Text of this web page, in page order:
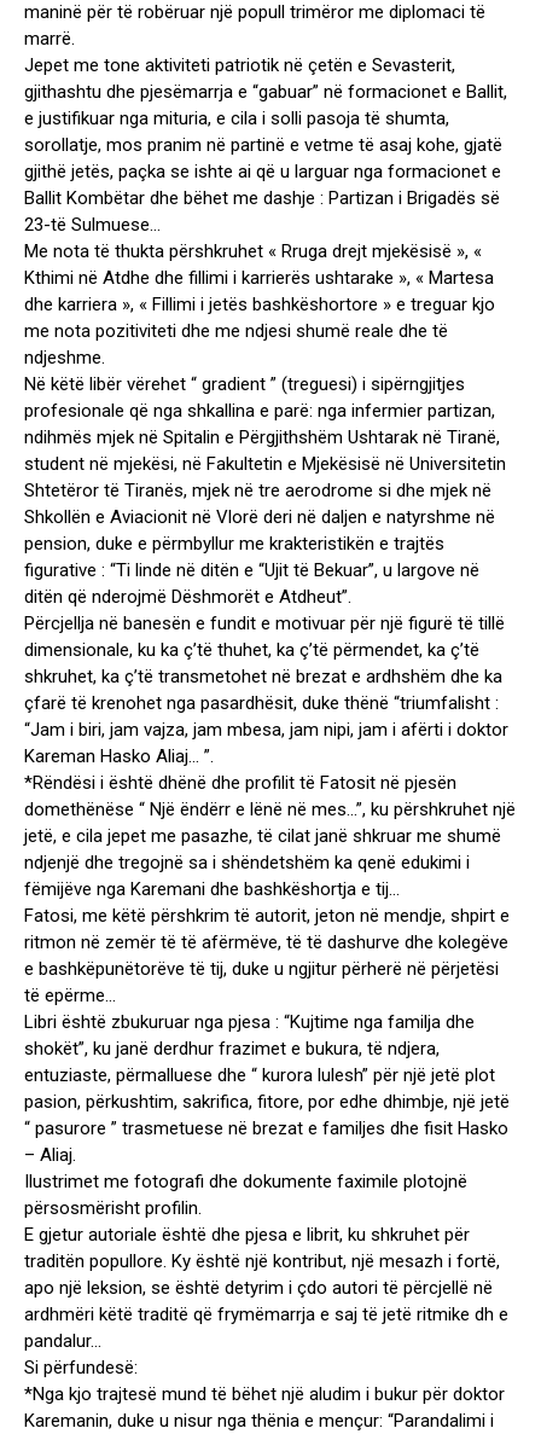
maninë për të robëruar një popull trimëror me diplomaci të
marrë.
Jepet me tone aktiviteti patriotik në çetën e Sevasterit,
gjithashtu dhe pjesëmarrja e “gabuar” në formacionet e Ballit,
e justifikuar nga mituria, e cila i solli pasoja të shumta,
sorollatje, mos pranim në partinë e vetme të asaj kohe, gjatë
gjithë jetës, paçka se ishte ai që u larguar nga formacionet e
Ballit Kombëtar dhe bëhet me dashje : Partizan i Brigadës së
23-të Sulmuese…
Me nota të thukta përshkruhet « Rruga drejt mjekësisë », «
Kthimi në Atdhe dhe fillimi i karrierës ushtarake », « Martesa
dhe karriera », « Fillimi i jetës bashkëshortore » e treguar kjo
me nota pozitiviteti dhe me ndjesi shumë reale dhe të
ndjeshme.
Në këtë libër vërehet “ gradient ” (treguesi) i sipërngjitjes
profesionale që nga shkallina e parë: nga infermier partizan,
ndihmës mjek në Spitalin e Përgjithshëm Ushtarak në Tiranë,
student në mjekësi, në Fakultetin e Mjekësisë në Universitetin
Shtetëror të Tiranës, mjek në tre aerodrome si dhe mjek në
Shkollën e Aviacionit në Vlorë deri në daljen e natyrshme në
pension, duke e përmbyllur me krakteristikën e trajtës
figurative : “Ti linde në ditën e “Ujit të Bekuar”, u largove në
ditën që nderojmë Dëshmorët e Atdheut”.
Përcjellja në banesën e fundit e motivuar për një figurë të tillë
dimensionale, ku ka ç’të thuhet, ka ç’të përmendet, ka ç’të
shkruhet, ka ç’të transmetohet në brezat e ardhshëm dhe ka
çfarë të krenohet nga pasardhësit, duke thënë “triumfalisht :
“Jam i biri, jam vajza, jam mbesa, jam nipi, jam i afërti i doktor
Kareman Hasko Aliaj… ”.
*Rëndësi i është dhënë dhe profilit të Fatosit në pjesën
domethënëse “ Një ëndërr e lënë në mes…”, ku përshkruhet një
jetë, e cila jepet me pasazhe, të cilat janë shkruar me shumë
ndjenjë dhe tregojnë sa i shëndetshëm ka qenë edukimi i
fëmijëve nga Karemani dhe bashkëshortja e tij…
Fatosi, me këtë përshkrim të autorit, jeton në mendje, shpirt e
ritmon në zemër të të afërmëve, të të dashurve dhe kolegëve
e bashkëpunëtorëve të tij, duke u ngjitur përherë në përjetësi
të epërme…
Libri është zbukuruar nga pjesa : “Kujtime nga familja dhe
shokët”, ku janë derdhur frazimet e bukura, të ndjera,
entuziaste, përmalluese dhe “ kurora lulesh” për një jetë plot
pasion, përkushtim, sakrifica, fitore, por edhe dhimbje, një jetë
“ pasurore ” trasmetuese në brezat e familjes dhe fisit Hasko
– Aliaj.
Ilustrimet me fotografi dhe dokumente faximile plotojnë
përsosmërisht profilin.
E gjetur autoriale është dhe pjesa e librit, ku shkruhet për
traditën popullore. Ky është një kontribut, një mesazh i fortë,
apo një leksion, se është detyrim i çdo autori të përcjellë në
ardhmëri këtë traditë që frymëmarrja e saj të jetë ritmike dh e
pandalur…
Si përfundesë:
*Nga kjo trajtesë mund të bëhet një aludim i bukur për doktor
Karemanin, duke u nisur nga thënia e mençur: “Parandalimi i